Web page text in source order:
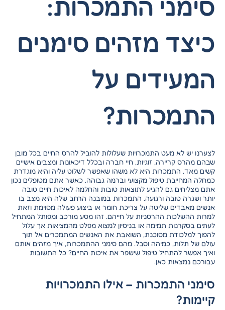
סימני התמכרות:
כיצד מזהים סימנים
המעידים על
התמכרות?
לצערנו יש לא מעט התמכרויות שעלולות להוביל להרס החיים בכל מובן
שבהם מהרס קריירה, זוגיות, חיי חברה ובכלל דיכאונות ומצבים אישיים
קשים מאד. התמכרות היא לא משהו שאפשר לשלוט עליה והיא מוגדרת
כמחלה המחייבת טיפול מקצועי וברמה גבוהה. כאשר אתם מטופלים נכון
אתם מצליחים גם להגיע לתוצאות טובות והחלמה לאיכות חיים טובה
יותר ושגרה טובה ורגועה. התמכרות במובנה הרחב שלה היא מצב בו
אנשים מאבדים שליטה על צריכת חומר או ביצוע פעולה מסוימת וזאת
למרות ההשלכות ההרסניות על חייהם. זהו מסע מורכב ומפותל המתחיל
לעתים בסקרנות תמימה או בניסיון למצוא מפלט מהמציאות אך עלול
להפוך למלכודת מסוכנת, השואבת את האנשים המתמכרים אל תוך
עולם של תלות, כמיהה וסבל. מהם סימני ההתמכרות, איך מזהים אותם
ואיך אפשר להתחיל טיפול שישפר את איכות החיים? כל התשובות
עבורכם נמצאות כאן.
סימני התמכרות – אילו התמכרויות
קיימות?